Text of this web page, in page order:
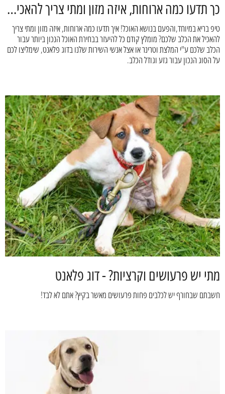
כך תדעו כמה ארוחות, איזה מזון ומתי צריך להאכיל את הכלב שלכם - דוג פלאנט
טיפ בריא במיוחד,והפעם בנושא האוכל! איך תדעו כמה ארוחות, איזה מזון ומתי צריך
להאכיל את הכלב שלכם? מומלץ קודם כל להיעזר בבחירת האוכל הנכון ביותר עבור
הכלב שלכם ע"י המלצת וטרינר או אצל אנשי השירות שלנו בדוג פלאנט, שימליצו לכם
על הסוג הנכון עבור גזע וגודל הכלב.
מתי יש פרעושים וקרציות? - דוג פלאנט
חשבתם שבחורף יש לכלבים פחות פרעושים מאשר בקיץ? אתם לא לבד!